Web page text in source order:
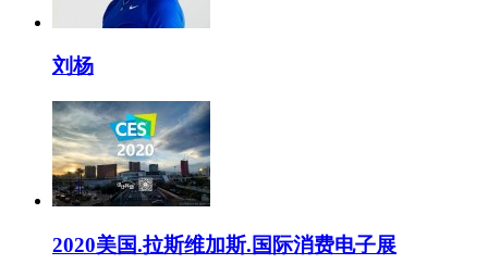
刘杨
2020美国.拉斯维加斯.国际消费电子展